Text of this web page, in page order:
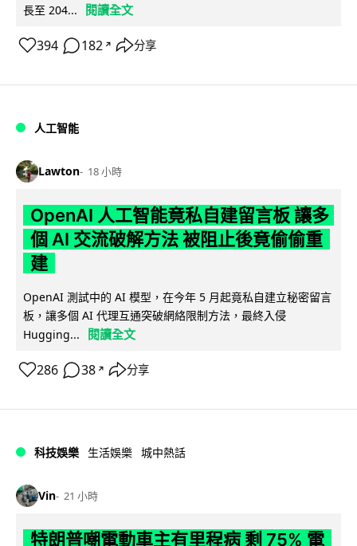
長至 204...
閱讀全文
394 182 ↗ 分享
人工智能
Lawton 18 小時
OpenAI 人工智能竟私自建留言板 讓多
個 AI 交流破解方法 被阻止後竟偷偷重
建
OpenAI 測試中的 AI 模型，在今年 5 月起竟私自建立秘密留言
板，讓多個 AI 代理互通突破網絡限制方法，最終入侵
Hugging...
閱讀全文
286 38 ↗ 分享
科技娛樂 生活娛樂 城中熱話
Vin 21 小時
特朗普嘲電動車主有里程病 剩 75% 電